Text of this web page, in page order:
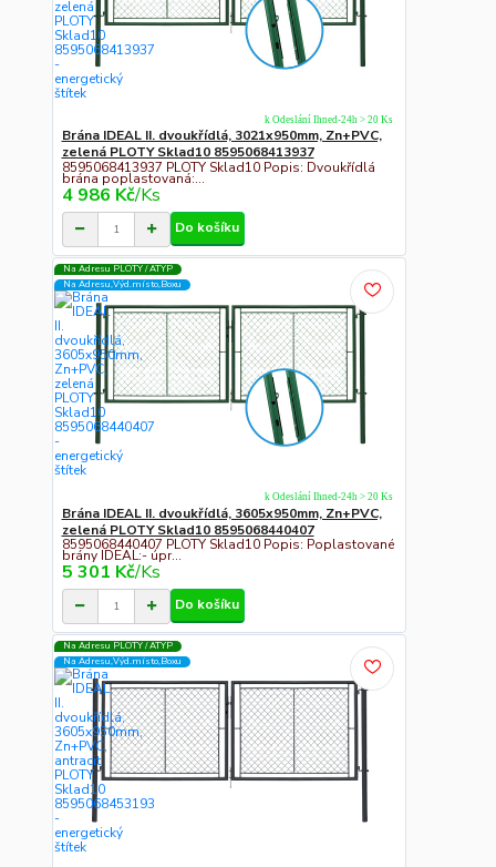
Brána IDEAL II. dvoukřídlá, 3021x950mm, Zn+PVC,
zelená PLOTY Sklad10 8595068413937
8595068413937 PLOTY Sklad10 Popis: Dvoukřídlá
brána poplastovaná:...
4 986 Kč/Ks
k Odeslání Ihned-24h > 20 Ks
Do košíku
Na Adresu PLOTY / ATYP
Na Adresu,Výd.místo,Boxu
Brána IDEAL II. dvoukřídlá, 3605x950mm, Zn+PVC,
zelená PLOTY Sklad10 8595068440407
8595068440407 PLOTY Sklad10 Popis: Poplastované
brány IDEAL:- úpr...
5 301 Kč/Ks
k Odeslání Ihned-24h > 20 Ks
Do košíku
Na Adresu PLOTY / ATYP
Na Adresu,Výd.místo,Boxu